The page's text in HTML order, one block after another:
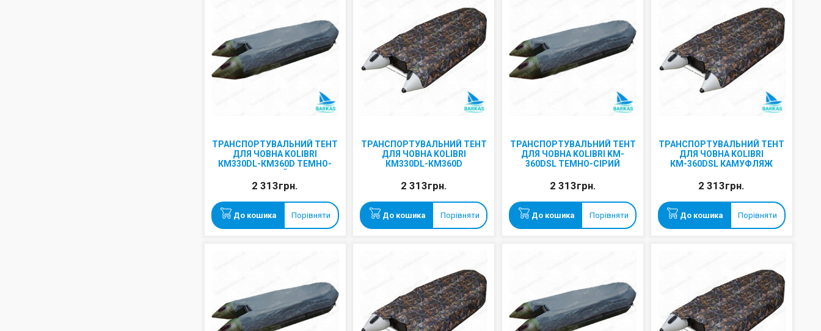
ТРАНСПОРТУВАЛЬНИЙ ТЕНТ
ДЛЯ ЧОВНА KOLIBRI
КМ330DL-КМ360D ТЕМНО-
2 313грн.
До кошика Порівняти
ТРАНСПОРТУВАЛЬНИЙ ТЕНТ
ДЛЯ ЧОВНА KOLIBRI
КМ330DL-КМ360D
2 313грн.
До кошика Порівняти
ТРАНСПОРТУВАЛЬНИЙ ТЕНТ
ДЛЯ ЧОВНА KOLIBRI KM-
360DSL ТЕМНО-СІРИЙ
2 313грн.
До кошика Порівняти
ТРАНСПОРТУВАЛЬНИЙ ТЕНТ
ДЛЯ ЧОВНА KOLIBRI
КМ-360DSL КАМУФЛЯЖ
2 313грн.
До кошика Порівняти